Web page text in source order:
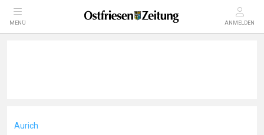
MENÜ ANMELDEN
Aurich